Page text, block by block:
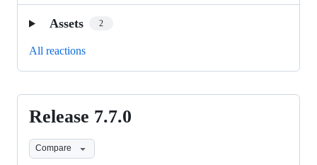
Assets 2
All reactions
Release
7.7.0
Release 7.7.0
Compare